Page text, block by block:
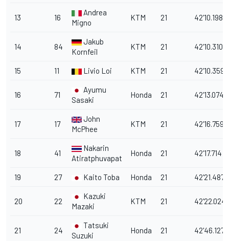
13 16
Andrea
Migno
KTM 21 42'10.198
14 84
Jakub
Kornfeil
KTM 21 42'10.310
15 11 Livio Loi KTM 21 42'10.359
16 71
Ayumu
Sasaki
Honda 21 42'13.074
17 17
John
McPhee
KTM 21 42'16.759
18 41
Nakarin
Atiratphuvapat
Honda 21 42'17.714
19 27 Kaito Toba Honda 21 42'21.487
20 22
Kazuki
Mazaki
KTM 21 42'22.024
21 24
Tatsuki
Suzuki
Honda 21 42'46.127